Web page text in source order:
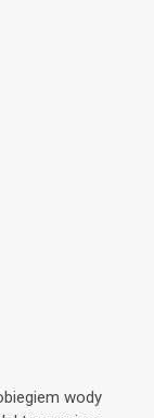
wody